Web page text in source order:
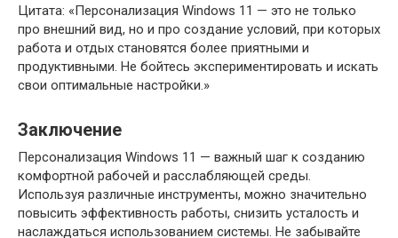
Цитата: «Персонализация Windows 11 — это не только
про внешний вид, но и про создание условий, при которых
работа и отдых становятся более приятными и
продуктивными. Не бойтесь экспериментировать и искать
свои оптимальные настройки.»
Заключение
Персонализация Windows 11 — важный шаг к созданию
комфортной рабочей и расслабляющей среды.
Используя различные инструменты, можно значительно
повысить эффективность работы, снизить усталость и
наслаждаться использованием системы. Не забывайте